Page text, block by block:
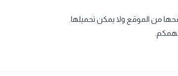
من الموقع ولا يمكن تحميلها.